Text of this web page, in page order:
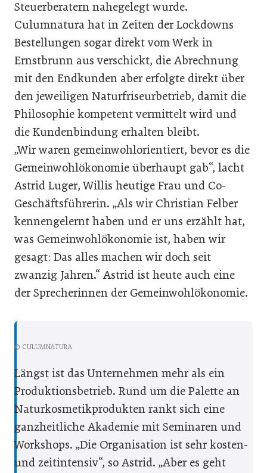
Steuerberatern nahegelegt wurde.
Culumnatura hat in Zeiten der Lockdowns
Bestellungen sogar direkt vom Werk in
Ernstbrunn aus verschickt, die Abrechnung
mit den Endkunden aber erfolgte direkt über
den jeweiligen Naturfriseurbetrieb, damit die
Philosophie kompetent vermittelt wird und
die Kundenbindung erhalten bleibt.
„Wir waren gemeinwohlorientiert, bevor es die
Gemeinwohlökonomie überhaupt gab“, lacht
Astrid Luger, Willis heutige Frau und Co-
Geschäftsführerin. „Als wir Christian Felber
kennengelernt haben und er uns erzählt hat,
was Gemeinwohlökonomie ist, haben wir
gesagt: Das alles machen wir doch seit
zwanzig Jahren.“ Astrid ist heute auch eine
der Sprecherinnen der Gemeinwohlökonomie.
© CULUMNATURA
Längst ist das Unternehmen mehr als ein
Produktionsbetrieb. Rund um die Palette an
Naturkosmetikprodukten rankt sich eine
ganzheitliche Akademie mit Seminaren und
Workshops. „Die Organisation ist sehr kosten-
und zeitintensiv“, so Astrid. „Aber es geht